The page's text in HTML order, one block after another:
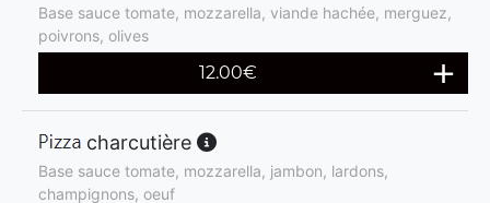
Base sauce tomate, mozzarella, viande hachée, merguez,
poivrons, olives
12.00€
charcutière
Base sauce tomate, mozzarella, jambon, lardons,
champignons, oeuf